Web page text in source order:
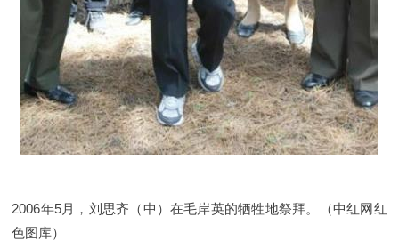
2006年5月，刘思齐（中）在毛岸英的牺牲地祭拜。（中红网红
色图库）